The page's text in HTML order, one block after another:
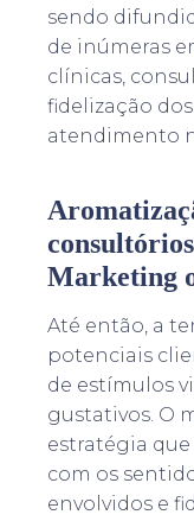
sendo
de inúmeras
clínicas,
fidelização
atendimento
Marketing
Até então, a
potenciais
de estímulos
gustativos. O
estratégia
com os
envolvidos e